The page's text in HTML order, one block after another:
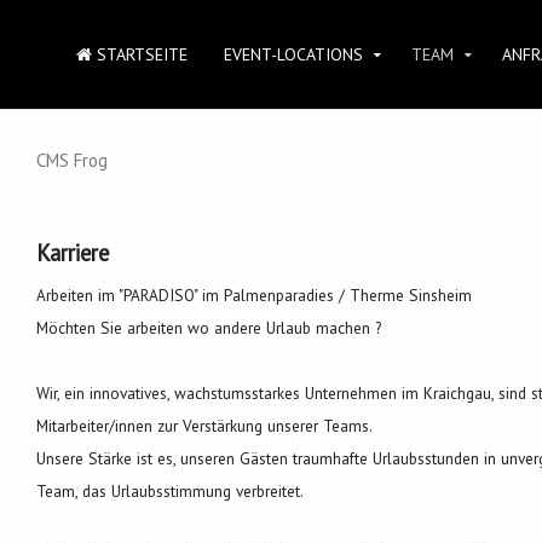
STARTSEITE EVENT-LOCATIONS TEAM
CMS Frog
Karriere
Arbeiten im "PARADISO" im Palmenparadies / Therme Sinsheim
Möchten Sie arbeiten wo andere Urlaub machen ?
Wir, ein innovatives, wachstumsstarkes Unternehmen im Kraichgau,
Mitarbeiter/innen zur Verstärkung unserer Teams.
Unsere Stärke ist es, unseren Gästen traumhafte Urlaubsstunden in
Team, das Urlaubsstimmung verbreitet.